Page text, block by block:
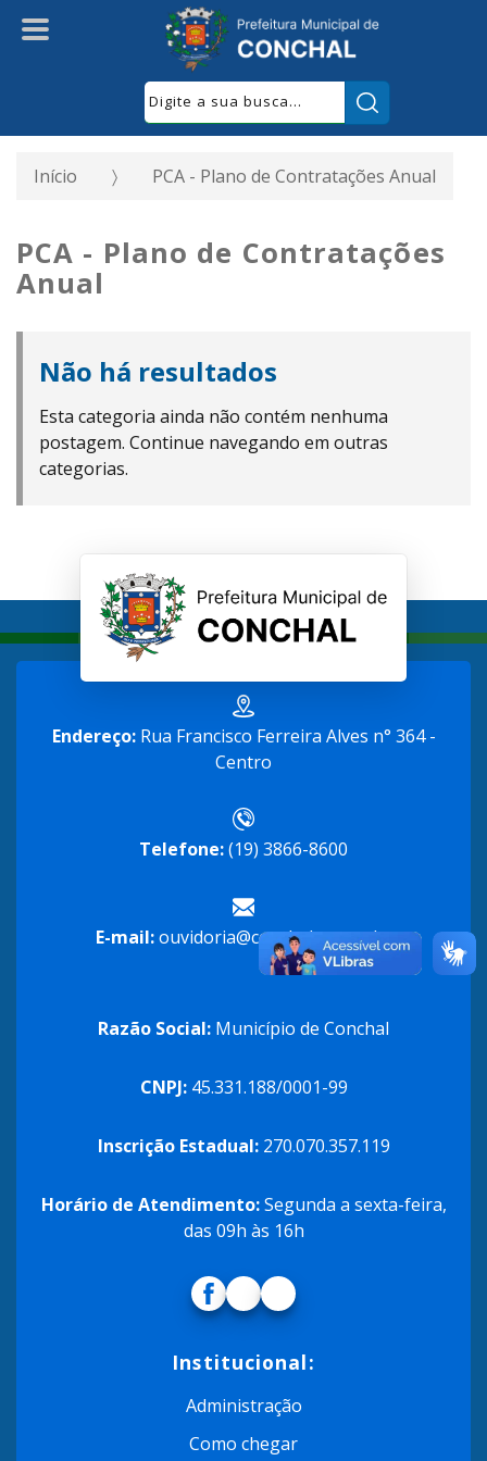
Início PCA - Plano de Contratações Anual
PCA - Plano de Contratações
Anual
Não há resultados
Esta categoria ainda não contém nenhuma
postagem. Continue navegando em outras
categorias.
Endereço:Rua Francisco Ferreira Alves n° 364 -
Centro
Telefone:(19) 3866-8600
E-mail:ouvidoria@conchal.sp.gov.br
Razão Social: Município de Conchal
CNPJ:45.331.188/0001-99
Inscrição Estadual:270.070.357.119
Horário de Atendimento:Segunda a sexta-feira,
das 09h às 16h
Institucional:
Administração
Como chegar